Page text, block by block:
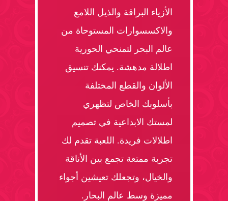
الأزياء البراقة والذيل اللامع
والاكسسوارات المستوحاة من
عالم البحر لتمنحي الحورية
اطلالة مدهشة. يمكنك تنسيق
الألوان والقطع المختلفة
بأسلوبك الخاص لتظهري
لمستك الابداعية في تصميم
اطلالات فريدة. اللعبة تقدم لك
تجربة ممتعة تجمع بين الأناقة
والخيال، وتجعلك تعيشين أجواء
مميزة وسط عالم البحار.